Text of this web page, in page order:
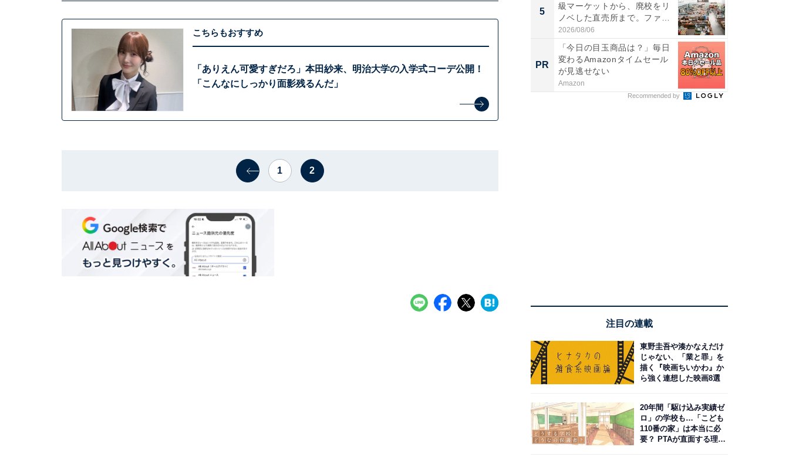
こちらもおすすめ
「ありえん可愛すぎだろ」本田紗来、明治大学の入学式コーデ公開！
「こんなにしっかり面影残るんだ」
1 2
5
級マーケットから、廃校をリ
ノベした直売所まで。ファ
ー...
2026/08/06
PR
「今日の目玉商品は？」毎日
変わるAmazonタイムセール
が見逃せない
Amazon
Recommended by
注目の連載
東野圭吾や湊かなえだけ
じゃない、「業と罪」を
描く『映画ちいかわ』か
ら強く連想した映画8選
20年間「駆け込み実績ゼ
ロ」の学校も…「こども
110番の家」は本当に必
要？ PTAが直面する理想